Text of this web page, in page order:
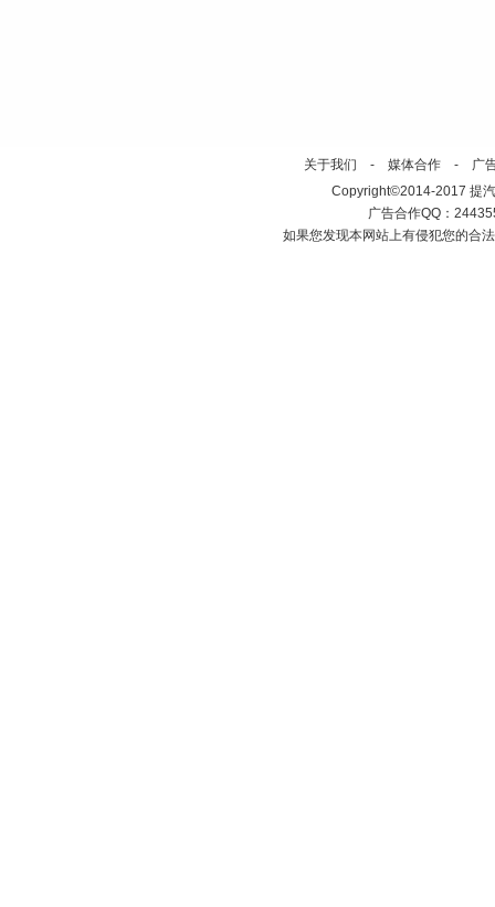
关于我们 - 媒体合作 - 广
Copyright©2014-2017 提
广告合作QQ：
如果您发现本网站上有侵犯您的合